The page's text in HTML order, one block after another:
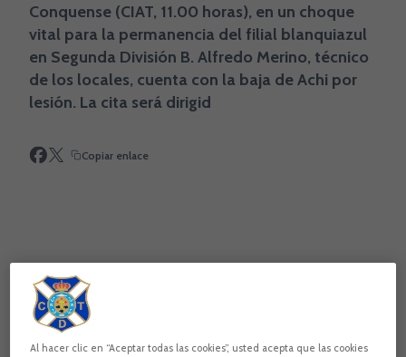
Conquense (CIAT, 11.00 horas), en un choque
vital para la permanencia del filial blanquiazul
en Segunda División B. Alfredo Merino, técnico
de los locales, cuenta con la baja de Achi por
lesión. La cita será dirigid
Copiar enlace
Al hacer clic en “Aceptar todas las cookies”, usted acepta que las cookies